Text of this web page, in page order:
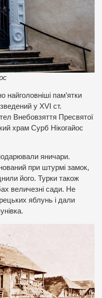
пам’ятки
у XVI ст.
Внебовзяття Пресвятої
храм Сурб Нікогайос
яничари.
при штурмі замок,
його. Турки також
величезні сади. Не
яблунь і дали